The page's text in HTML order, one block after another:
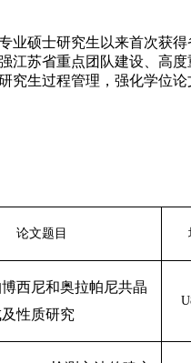
业硕士研究生以来首次获
江苏省重点团队建设、高
究生过程管理，强化学位
论文题目
西尼和奥拉帕尼共晶
性质研究